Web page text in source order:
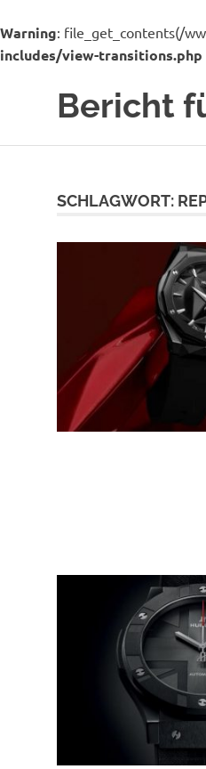
Warning: file_get_contents(/
includes/view-transitions.php
Bericht
Uhrenhändler
für
Heuer,
Hublot,
etc
SCHLAGWORT: